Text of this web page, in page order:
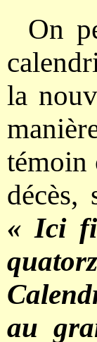
On
la
témoin
décès,
« Ici
au